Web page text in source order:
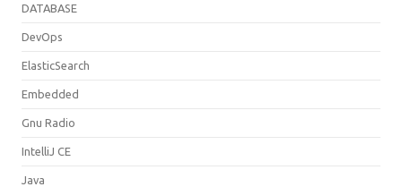
DATABASE
DevOps
ElasticSearch
Embedded
Gnu Radio
IntelliJ CE
Java